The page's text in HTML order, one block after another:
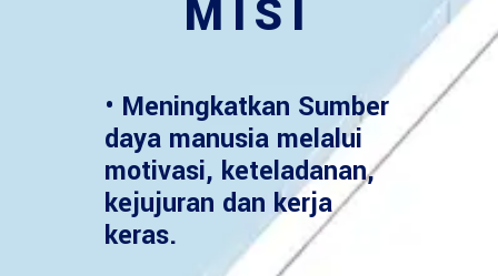
MISI
• Meningkatkan Sumber
daya manusia melalui
motivasi, keteladanan,
kejujuran dan kerja
keras.